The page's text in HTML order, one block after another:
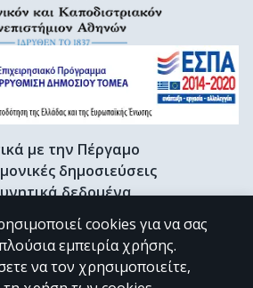
με την Πέργαμο
δημοσιεύσεις
δεδομένα
& Γκρίζα βιβλιογραφία
Ερευνητή
cookies για να σας
εμπειρία χρήσης.
να τον χρησιμοποιείτε,